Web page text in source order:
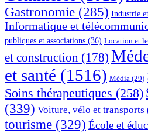
Gastronomie (285) Industrie
Informatique et
publiques et associations (36) Location et
et construction (178)
et santé (1516) Média (29)
Soins thérapeutiques (258)
(339) Voiture, vélo et transports
tourisme (329) École et